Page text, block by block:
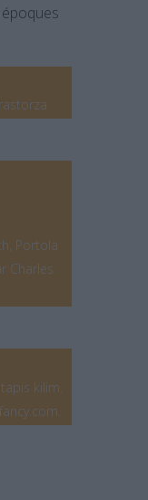
Portola
Charles
kilim.